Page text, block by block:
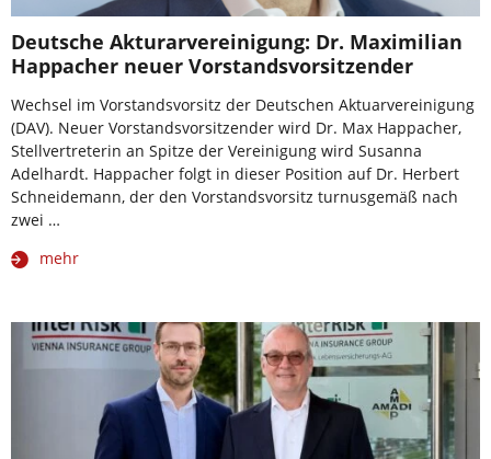
Deutsche Akturarvereinigung: Dr. Maximilian
Happacher neuer Vorstandsvorsitzender
Wechsel im Vorstandsvorsitz der Deutschen Aktuarvereinigung
(DAV). Neuer Vorstandsvorsitzender wird Dr. Max Happacher,
Stellvertreterin an Spitze der Vereinigung wird Susanna
Adelhardt. Happacher folgt in dieser Position auf Dr. Herbert
Schneidemann, der den Vorstandsvorsitz turnusgemäß nach
zwei …
mehr